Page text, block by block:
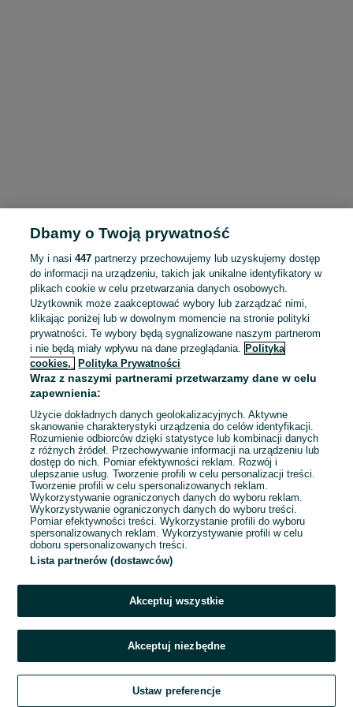
To ogłoszenie nie jest już dostępne
Przejdź na stronę główną
Dbamy o Twoją prywatność
My i nasi447 partnerzy przechowujemy lub uzyskujemy dostęp
do informacji na urządzeniu, takich jak unikalne identyfikatory w
plikach cookie w celu przetwarzania danych osobowych.
Użytkownik może zaakceptować wybory lub zarządzać nimi,
klikając poniżej lub w dowolnym momencie na stronie polityki
prywatności. Te wybory będą sygnalizowane naszym partnerom
i nie będą miały wpływu na dane przeglądania. Polityka
cookies,
Polityka Prywatności
Wraz z naszymi partnerami przetwarzamy dane w celu
zapewnienia:
Użycie dokładnych danych geolokalizacyjnych. Aktywne
skanowanie charakterystyki urządzenia do celów identyfikacji.
Rozumienie odbiorców dzięki statystyce lub kombinacji danych
z różnych źródeł. Przechowywanie informacji na urządzeniu lub
dostęp do nich. Pomiar efektywności reklam. Rozwój i
ulepszanie usług. Tworzenie profili w celu personalizacji treści.
Tworzenie profili w celu spersonalizowanych reklam.
Wykorzystywanie ograniczonych danych do wyboru reklam.
Wykorzystywanie ograniczonych danych do wyboru treści.
Pomiar efektywności treści. Wykorzystanie profili do wyboru
spersonalizowanych reklam. Wykorzystywanie profili w celu
doboru spersonalizowanych treści.
Lista partnerów (dostawców)
Akceptuj wszystkie
Akceptuj niezbędne
Ustaw preferencje